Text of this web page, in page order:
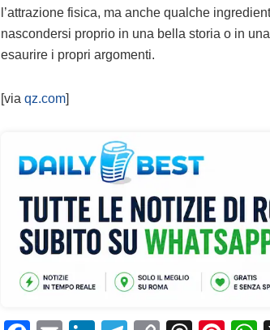
l’attrazione fisica, ma anche qualche
nascondersi proprio in una bella storia o in
esaurire i propri argomenti.
[via qz.com]